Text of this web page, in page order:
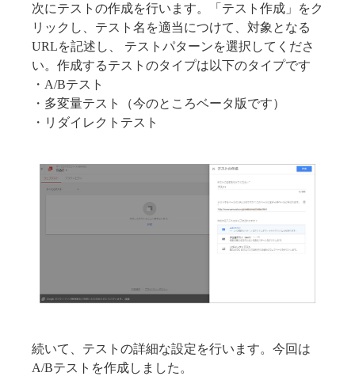
次にテストの作成を行います。「テスト作成」をク
リックし、テスト名を適当につけて、対象となる
URLを記述し、 テストパターンを選択してくださ
い。作成するテストのタイプは以下のタイプです
・A/Bテスト
・多変量テスト（今のところベータ版です）
・リダイレクトテスト
続いて、テストの詳細な設定を行います。今回は
A/Bテストを作成しました。